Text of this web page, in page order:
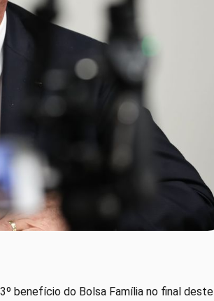
benefício do Bolsa Família no final deste